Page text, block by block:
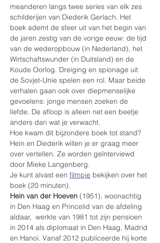
meanderen langs twee series van elk zes
schilderijen van Diederik Gerlach. Het
boek ademt de sfeer uit van het begin van
de jaren zestig van de vorige eeuw: de tijd
van de wederopbouw (in Nederland), het
Wirtschaftswunder (in Duitsland) en de
Koude Oorlog. Dreiging en spionage uit
de Sovjet-Unie spelen een rol. Maar beide
verhalen gaan ook over diepmenselijke
gevoelens: jonge mensen zoeken de
liefde. De afloop is alleen net een beetje
anders dan wat je verwacht.
Hoe kwam dit bijzondere boek tot stand?
Hein en Diederik willen je er graag meer
over vertellen. Ze worden geïnterviewd
door Mieke Langenberg.
Je kunt alvast een filmpje bekijken over het
boek (20 minuten).
Hein van der Hoeven (1951), woonachtig
in Den Haag en Princelid van de afdeling
aldaar,  werkte van 1981 tot zijn pensioen
in 2014 als diplomaat in Den Haag, Madrid
en Hanoi. Vanaf 2012 publiceerde hij korte